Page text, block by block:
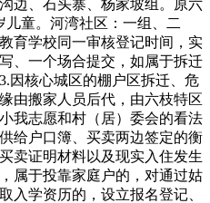
边、石头寨、杨家坡组。原六
童。河湾社区：一组、二
育学校同一审核登记时间，实
、一个场合提交，如属于拆迁
因核心城区的棚户区拆迁、危
由搬家人员后代，由六枝特区
我志愿和村（居）委会的看法
给户口簿、买卖两边签定的衡
卖证明材料以及现实入住发生
属于投靠家庭户的，对通过姑
入学资历的，设立报名登记、